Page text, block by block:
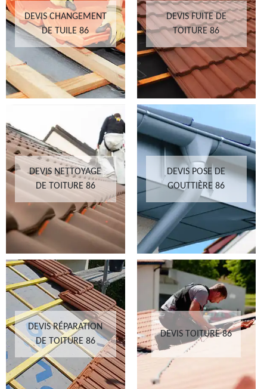
DEVIS CHANGEMENT
DE TUILE 86
DEVIS FUITE DE
TOITURE 86
DEVIS NETTOYAGE
DE TOITURE 86
DEVIS POSE DE
GOUTTIÈRE 86
DEVIS RÉPARATION
DE TOITURE 86
DEVIS TOITURE 86